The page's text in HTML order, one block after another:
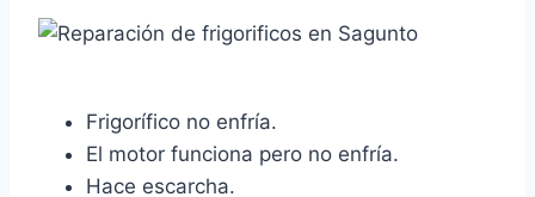
Frigorífico no enfría.
El motor funciona pero no enfría.
Hace escarcha.